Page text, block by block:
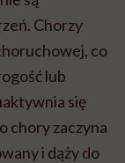
Chorzy
co
lub
się
chory zaczyna
i dąży do